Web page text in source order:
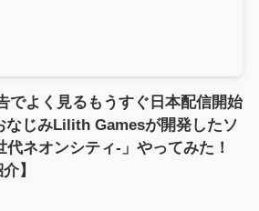
でよく見るもうすぐ日本配信開始
なじみLilith Gamesが開発したソ
ネオンシティ-」やってみた！
】